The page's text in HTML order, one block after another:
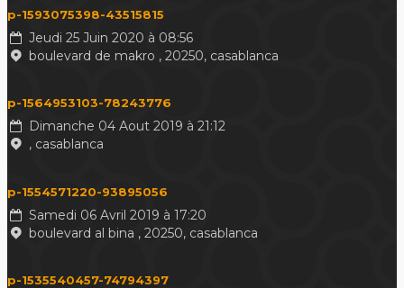
p-1593075398-43515815
Jeudi 25 Juin 2020 à 08:56
boulevard de makro , 20250, casablanca
p-1564953103-78243776
Dimanche 04 Aout 2019 à 21:12
, casablanca
p-1554571220-93895056
Samedi 06 Avril 2019 à 17:20
boulevard al bina , 20250, casablanca
p-1535540457-74794397